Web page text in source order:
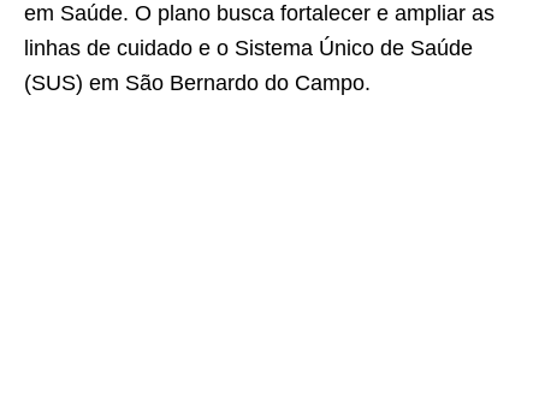
em Saúde. O plano busca fortalecer e ampliar as
linhas de cuidado e o Sistema Único de Saúde
(SUS) em São Bernardo do Campo.